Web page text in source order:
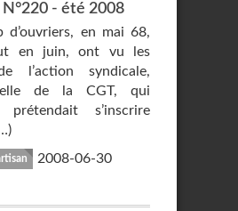
N°220 - été 2008
d’ouvriers, en mai 68,
en juin, ont vu les
l’action syndicale,
de la CGT, qui
prétendait s’inscrire
2008-06-30